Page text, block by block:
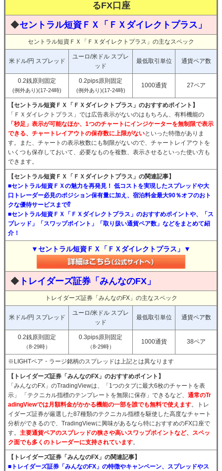
るFX口座
◆セントラル短資ＦＸ「ＦＸダイレクトプラス」
セントラル短資ＦＸ「ＦＸダイレクトプラス」の主なスペック
米ドル/円 スプレッド
ユーロ/米ドル スプレ
ッド
最低取引単位 通貨ペア数
0.2銭原則固定
(例外あり)(17-24時)
0.2pips原則固定
(例外あり)(17-24時)
1000通貨 27ペア
【セントラル短資ＦＸ「ＦＸダイレクトプラス」のおすすめポイント】
「ＦＸダイレクトプラス」では広告表示がないのはもちろん、有料機能の
「秒足」表示が可能なほか、1つのチャートにインジケーターを無制限で表示
できる、チャートレイアウトの保存数に上限がないといった特徴がありま
す。また、チャートの表示枚数にも制限がないので、チャートレイアウトを
いくつも保存しておいて、必要なものを複数、表示させるといった使い方も
できます。
【セントラル短資ＦＸ「ＦＸダイレクトプラス」の関連記事】
■セントラル短資ＦＸの魅力を再発見！ 低コストを実現したスプレッドや大
口トレーダー必見のポジション保有量に加え、宿泊料金最大90％オフのおト
クな優待サービスまで⁉
■セントラル短資ＦＸ「ＦＸダイレクトプラス」のおすすめポイントや、「ス
プレッド」「スワップポイント」「取り扱い通貨ペア数」などをまとめて紹
介！
▼セントラル短資ＦＸ「ＦＸダイレクトプラス」▼
◆ トレイダーズ証券「みんなのFX」
トレイダーズ証券「みんなのFX」の主なスペック
米ドル/円 スプレッド
ユーロ/米ドル スプレ
ッド
最低取引単位 通貨ペア数
0.2銭原則固定
（8-29時）
0.3pips原則固定
（8-29時）
1000通貨 38ペア
※LIGHTペア・ラージ銘柄のスプレッドは上記とは異なります
【トレイダーズ証券「みんなのFX」のおすすめポイント】
「みんなのFX」のTradingViewは、「1つのタブに最大6枚のチャートを表
示」 「テクニカル指標のテンプレートを無限に保存」できるなど、 通常のTr
adingViewでは月額料金がかかる機能の一部を誰でも無料で使えます。トレ
イダーズ証券が厳選した87種類のテクニカル指標を駆使した高度なチャート
分析ができるので、TradingViewに興味があるなら特におすすめのFX口座で
す。 主要通貨ペアのスプレッドの狭さや高いスワップポイントなど、スペッ
ク面でも多くのトレーダーに支持されています。
【トレイダーズ証券「みんなのFX」の関連記事】
■トレイダーズ証券「みんなのFX」の特徴やキャンペーン、スプレッドやス